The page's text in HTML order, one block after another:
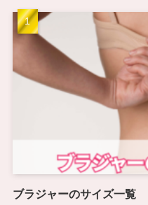
ブラジャーのサイズ一覧